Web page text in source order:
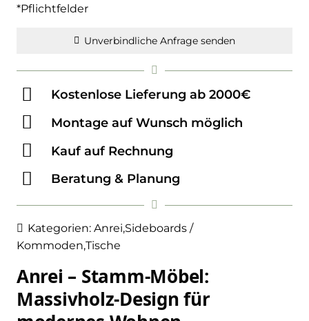
*Pflichtfelder
Unverbindliche Anfrage senden
Kostenlose Lieferung ab 2000€
Montage auf Wunsch möglich
Kauf auf Rechnung
Beratung & Planung
Kategorien:Anrei,Sideboards /
Kommoden,Tische
Anrei – Stamm-Möbel:
Massivholz-Design für